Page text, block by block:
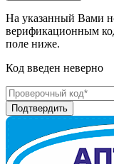
На указанный Вами
верификационным
поле ниже.
Код введен неверно